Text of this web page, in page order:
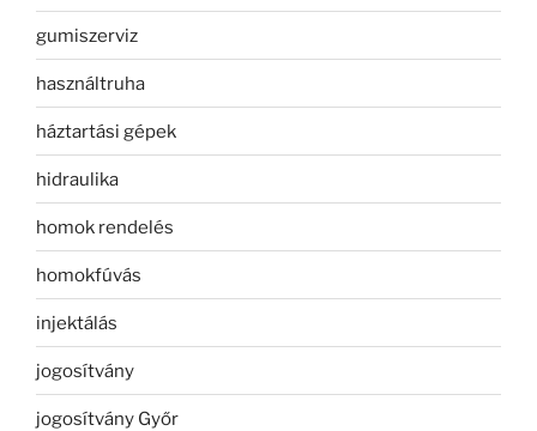
gumiszerviz
használtruha
háztartási gépek
hidraulika
homok rendelés
homokfúvás
injektálás
jogosítvány
jogosítvány Győr